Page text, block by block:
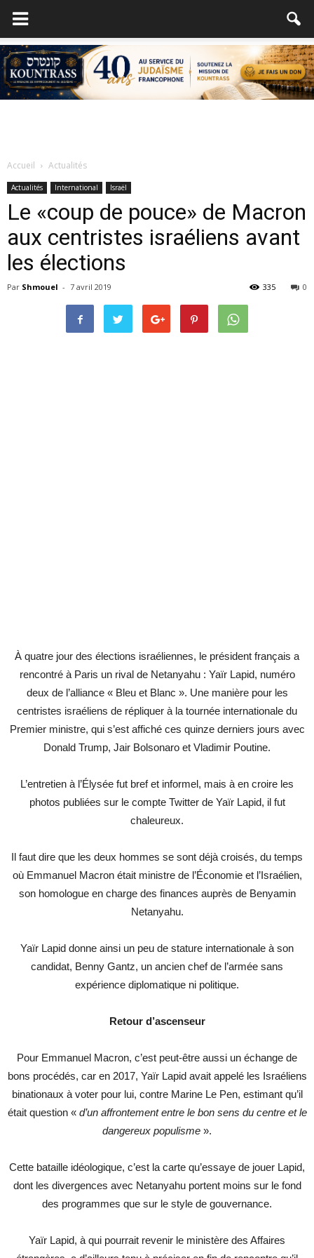
Accueil Actualités
Actualités International Israël
Le «coup de pouce» de Macron
aux centristes israéliens avant
les élections
Par Shmouel - 7 avril 2019 0
335
À quatre jour des élections israéliennes, le président français a
rencontré à Paris un rival de Netanyahu : Yaïr Lapid, numéro
deux de l’alliance « Bleu et Blanc ». Une manière pour les
centristes israéliens de répliquer à la tournée internationale du
Premier ministre, qui s’est affiché ces quinze derniers jours avec
Donald Trump, Jair Bolsonaro et Vladimir Poutine.
L’entretien à l’Élysée fut bref et informel, mais à en croire les
photos publiées sur le compte Twitter de Yaïr Lapid, il fut
chaleureux.
Il faut dire que les deux hommes se sont déjà croisés, du temps
où Emmanuel Macron était ministre de l’Économie et l’Israélien,
son homologue en charge des finances auprès de Benyamin
Netanyahu.
Yaïr Lapid donne ainsi un peu de stature internationale à son
candidat, Benny Gantz, un ancien chef de l’armée sans
expérience diplomatique ni politique.
Retour d’ascenseur
Pour Emmanuel Macron, c’est peut-être aussi un échange de
bons procédés, car en 2017, Yaïr Lapid avait appelé les Israéliens
binationaux à voter pour lui, contre Marine Le Pen, estimant qu’il
était question « d’un affrontement entre le bon sens du centre et le
dangereux populisme ».
Cette bataille idéologique, c’est la carte qu’essaye de jouer Lapid,
dont les divergences avec Netanyahu portent moins sur le fond
des programmes que sur le style de gouvernance.
Yaïr Lapid, à qui pourrait revenir le ministère des Affaires